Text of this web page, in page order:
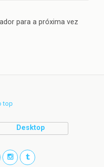
para a próxima vez
top
Desktop